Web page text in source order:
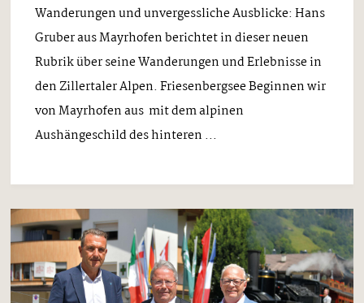
Wanderungen und unvergessliche Ausblicke: Hans
Gruber aus Mayrhofen berichtet in dieser neuen
Rubrik über seine Wanderungen und Erlebnisse in
den Zillertaler Alpen. Friesenbergsee Beginnen wir
von Mayrhofen aus mit dem alpinen
Aushängeschild des hinteren ...